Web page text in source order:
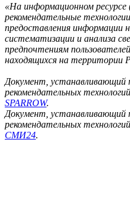
«На информационном
рекомендательные
предоставления информации
систематизации и анализа
предпочтениям
находящихся на территории
Документ, устанавливающий
рекомендательных
SPARROW.
Документ, устанавливающий
рекомендательных
СМИ24.